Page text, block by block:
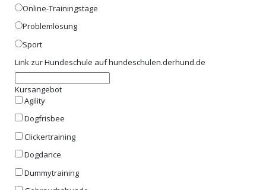
Online-Trainingstage
Problemlösung
Sport
Link zur Hundeschule auf hundeschulen.derhund.de
Kursangebot
Agility
Dogfrisbee
Clickertraining
Dogdance
Dummytraining